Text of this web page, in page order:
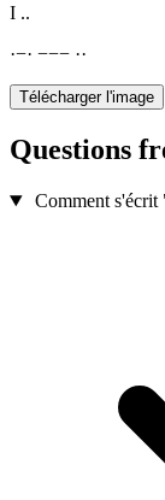
I ..
·−· −−− ··
Télécharger l'image
Questions
Comment